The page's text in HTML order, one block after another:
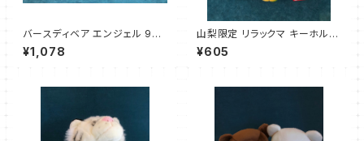
バースディベア エンジェル 9〜1
2月
¥1,078
山梨限定 リラックマ キーホルダ
ー
¥605